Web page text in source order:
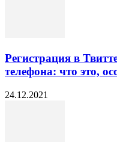
Регистрация в
телефона: что это,
24.12.2021